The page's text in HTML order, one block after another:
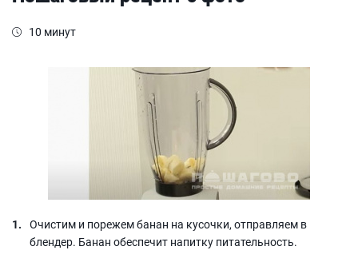
10 минут
Очистим и порежем банан на кусочки, отправляем в
блендер. Банан обеспечит напитку питательность.